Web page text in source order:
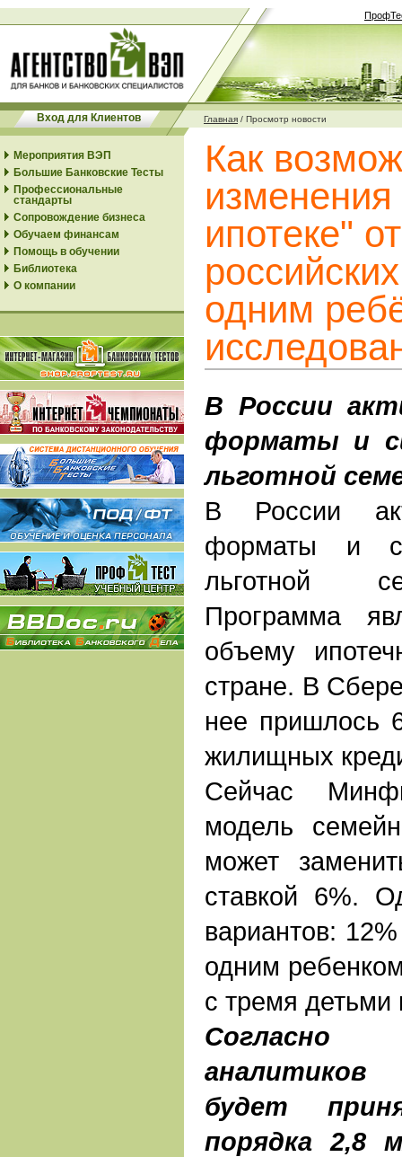
Вход для Клиентов Главная / Просмотр новости
Мероприятия ВЭП
Большие Банковские Тесты
Профессиональные
стандарты
Сопровождение бизнеса
Обучаем финансам
Помощь в обучении
Библиотека
О компании
Как
ипотеке"
одним
В России
форматы и
льготной
В России
форматы и
льготной
Программа
объему
стране. В
нее пришлось
жилищных
Сейчас
модель
может
ставкой 6%.
вариантов:
одним
с тремя детьми
Согласно
будет
порядка 2,8